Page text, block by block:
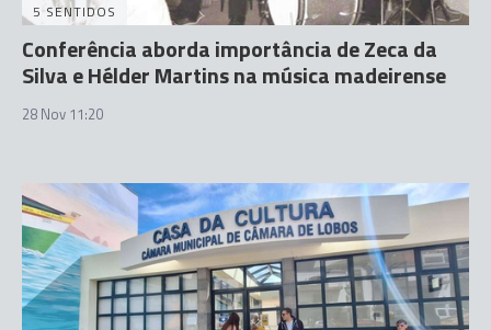
5 SENTIDOS
Conferência aborda importância de Zeca da
Silva e Hélder Martins na música madeirense
28 Nov 11:20